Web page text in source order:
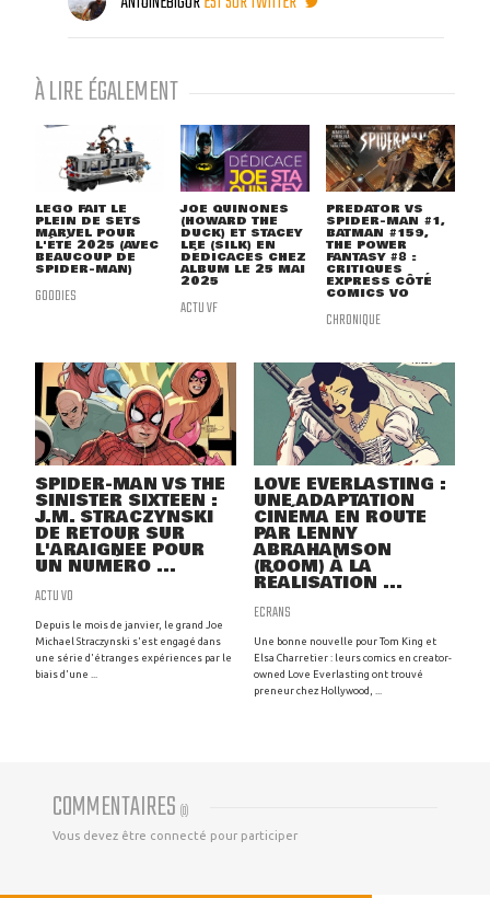
À LIRE ÉGALEMENT
LEGO FAIT LE
PLEIN DE SETS
MARVEL POUR
L'ÉTÉ 2025 (AVEC
BEAUCOUP DE
SPIDER-MAN)
GOODIES
JOE QUINONES
(HOWARD THE
DUCK) ET STACEY
LEE (SILK) EN
DÉDICACES CHEZ
ALBUM LE 25 MAI
2025
ACTU VF
PREDATOR VS
SPIDER-MAN #1,
BATMAN #159,
THE POWER
FANTASY #8 :
CRITIQUES
EXPRESS CÔTÉ
COMICS VO
CHRONIQUE
SPIDER-MAN VS THE
SINISTER SIXTEEN :
J.M. STRACZYNSKI
DE RETOUR SUR
L'ARAIGNÉE POUR
UN NUMÉRO ...
ACTU VO
Depuis le mois de janvier, le grand Joe
Michael Straczynski s'est engagé dans
une série d'étranges expériences par le
biais d'une ...
LOVE EVERLASTING :
UNE ADAPTATION
CINÉMA EN ROUTE
PAR LENNY
ABRAHAMSON
(ROOM) À LA
RÉALISATION ...
ECRANS
Une bonne nouvelle pour Tom King et
Elsa Charretier : leurs comics en creator-
owned Love Everlasting ont trouvé
preneur chez Hollywood, ...
COMMENTAIRES (0)
Vous devez être connecté pour participer